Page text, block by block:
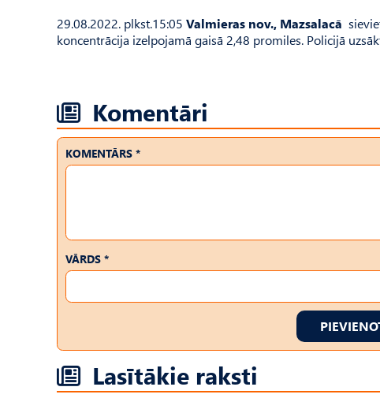
29.08.2022. plkst.15:05 Valmieras nov., Mazsalacā
koncentrācija izelpojamā gaisā 2,48 promiles. Policijā
Komentāri
KOMENTĀRS *
VĀRDS *
Lasītākie raksti